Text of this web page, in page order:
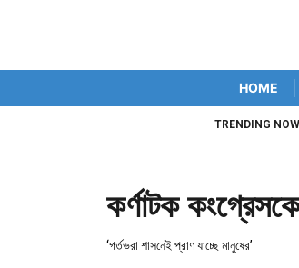
HOME
TRENDING NOW
কর্ণাটক
‘গর্তভরা শাসনেই প্রাণ যাচ্ছে মানুষের’